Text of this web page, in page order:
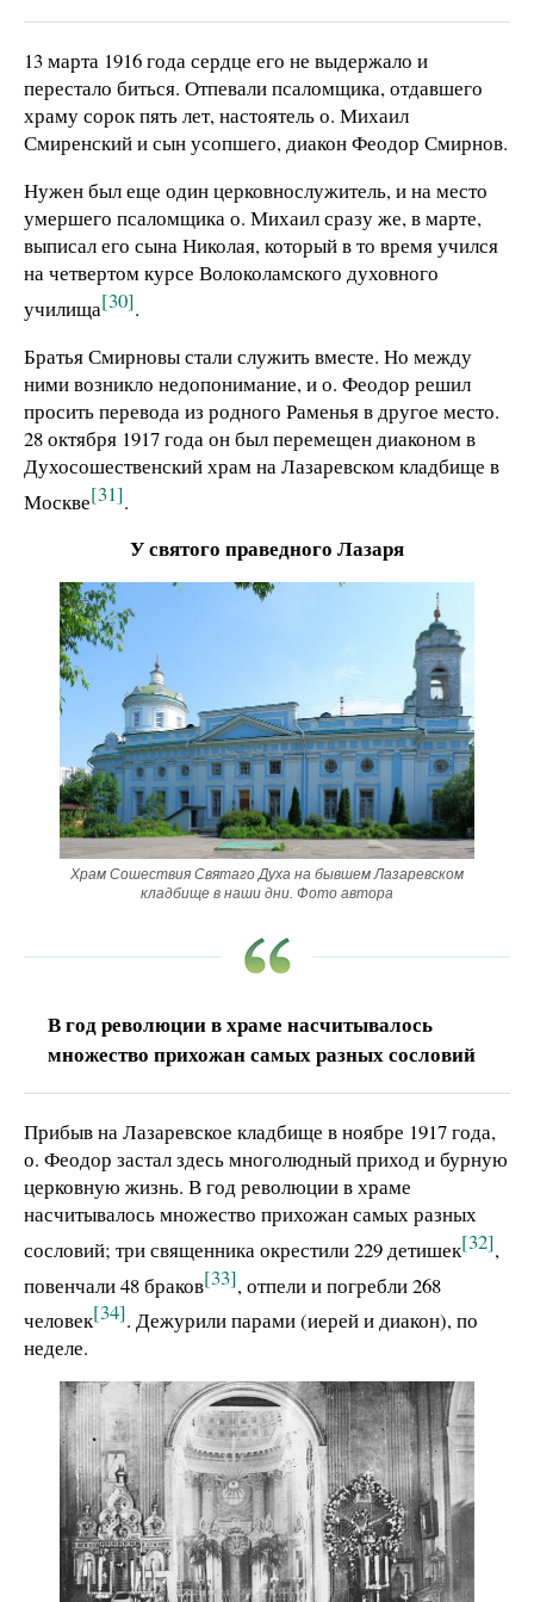
13 марта 1916 года сердце его не выдержало и
перестало биться. Отпевали псаломщика, отдавшего
храму сорок пять лет, настоятель о. Михаил
Смиренский и сын усопшего, диакон Феодор Смирнов.
Нужен был еще один церковнослужитель, и на место
умершего псаломщика о. Михаил сразу же, в марте,
выписал его сына Николая, который в то время учился
на четвертом курсе Волоколамского духовного
училища[30].
Братья Смирновы стали служить вместе. Но между
ними возникло недопонимание, и о. Феодор решил
просить перевода из родного Раменья в другое место.
28 октября 1917 года он был перемещен диаконом в
Духосошественский храм на Лазаревском кладбище в
Москве[31].
У святого праведного Лазаря
Храм Сошествия Святаго Духа на бывшем Лазаревском
кладбище в наши дни. Фото автора
В год революции в храме насчитывалось
множество прихожан самых разных сословий
Прибыв на Лазаревское кладбище в ноябре 1917 года,
о. Феодор застал здесь многолюдный приход и бурную
церковную жизнь. В год революции в храме
насчитывалось множество прихожан самых разных
сословий; три священника окрестили 229 детишек[32],
повенчали 48 браков[33], отпели и погребли 268
человек[34]. Дежурили парами (иерей и диакон), по
неделе.